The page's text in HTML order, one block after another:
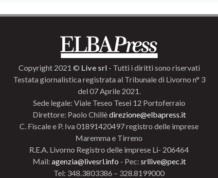
Copyright 2021 © Live srl - Tutti i diritti sono riservati
Testata giornalistica registrata al Tribunale di Livorno n° 3
del 07 Aprile 2021.
Sede legale: Viale Teseo Tesei 12 Portoferraio
Direttore: Paolo Chillèdirezione@elbapress.it
C. Fiscale e P. Iva 01891420497 registro delle imprese
Maremma e Tirreno
R.E.A. Livorno Registro delle imprese Li- 206464
Mail: agenzia@livesrl.info - Pec: srllive@pec.it
Tel: 348.3803386 – 328.8199000